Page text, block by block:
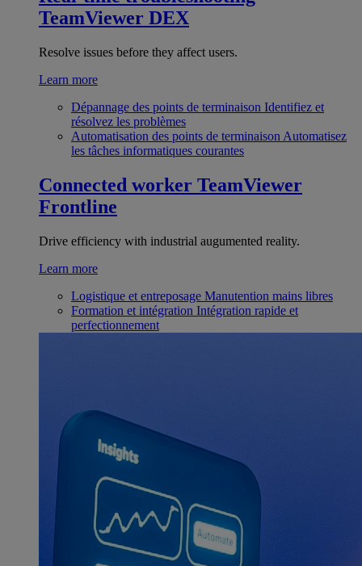
TeamViewer DEX
Resolve issues before they affect users.
Learn more
Dépannage des points de terminaison Identifiez et
résolvez les problèmes
Automatisation des points de terminaison Automatisez
les tâches informatiques courantes
Connected worker TeamViewer
Frontline
Drive efficiency with industrial augumented reality.
Learn more
Logistique et entreposage Manutention mains libres
Formation et intégration Intégration rapide et
perfectionnement